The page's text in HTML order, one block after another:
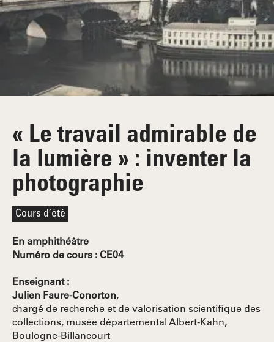
« Le travail admirable de
la lumière » : inventer la
photographie
Cours d’été
En amphithéâtre
Numéro de cours : CE04
Enseignant :
Julien Faure-Conorton,
chargé de recherche et de valorisation scientifique des
collections, musée départemental Albert-Kahn,
Boulogne-Billancourt